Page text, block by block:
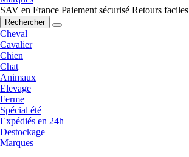
SAV en France Paiement sécurisé Retours faciles
Rechercher
Cheval
Cavalier
Chien
Chat
Animaux
Elevage
Ferme
Spécial été
Expédiés en 24h
Destockage
Marques